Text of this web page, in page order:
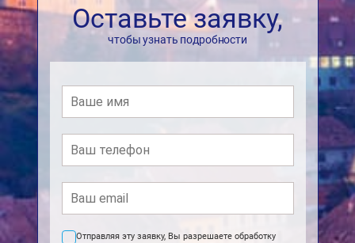
Оставьте заявку,
чтобы узнать подробности
Отправляя эту заявку, Вы разрешаете обработку